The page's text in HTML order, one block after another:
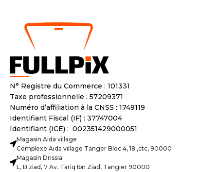
N° Registre du Commerce : 101331
Taxe professionnelle : 57209371
Numéro d’affiliation à la CNSS : 1749119
Identifiant Fiscal (IF) : 37747004
Identifiant (ICE) : 002351429000051
Magasin Aida village
Complexe Aida village Tanger Bloc 4, 18 ,ctc, 90000
Magasin Drissia
L, B ziad, 7 Av. Tariq Ibn Ziad, Tangier 90000